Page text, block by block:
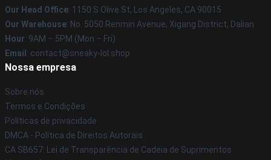
Our Head Office: 1150 S Olive St, Los Angeles, CA 90015
Our Warehouse: No. 5050 Renmin Avenue, Xigang District, Dalian
Hour: 9AM – 5PM (Mon – Fri)
Email : contact@sneaky-lol.shop
Nossa empresa
Sobre nós
Termos e Condições
Políticas de privacidade
DMCA - Política de Direitos Autorais
CA SB657: Lei de Transparência de Cadeia de Suprimentos